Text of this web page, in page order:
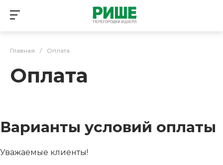
Главная / Оплата
Оплата
Варианты условий оплаты
Уважаемые клиенты!